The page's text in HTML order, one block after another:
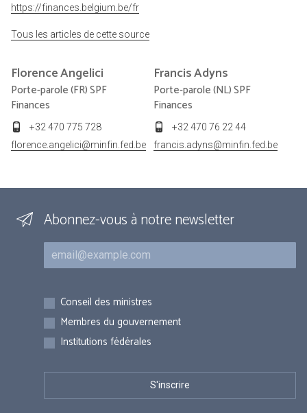
https://finances.belgium.be/fr
Tous les articles de cette source
FlorenceAngelici
Porte-parole (FR) SPF
Finances
+32 470 775 728
florence.angelici@minfin.fed.be
FrancisAdyns
Porte-parole (NL) SPF
Finances
+32 470 76 22 44
francis.adyns@minfin.fed.be
Abonnez-vous à notre newsletter
Courriel
Inscriptions
Conseil des ministres
Membres du gouvernement
Institutions fédérales